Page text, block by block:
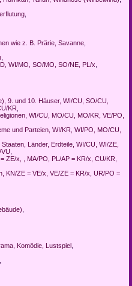
,
wie z. B. Prärie, Savanne,
,
WI/MO, SO/MO, SO/NE, PL/x
9. und 10. Häuser, WI/CU, SO/CU,
KR
WI/CU, MO/CU, MO/KR, VE/PO,
und Parteien, WI/KR, WI/PO, MO/CU,
Länder, Erdteile, WI/CU, WI/ZE,
ZE/x, , MA/PO, PL/AP = KR/x, CU/KR,
KN/ZE = VE/x, VE/ZE = KR/x, UR/PO =
Komödie, Lustspiel,